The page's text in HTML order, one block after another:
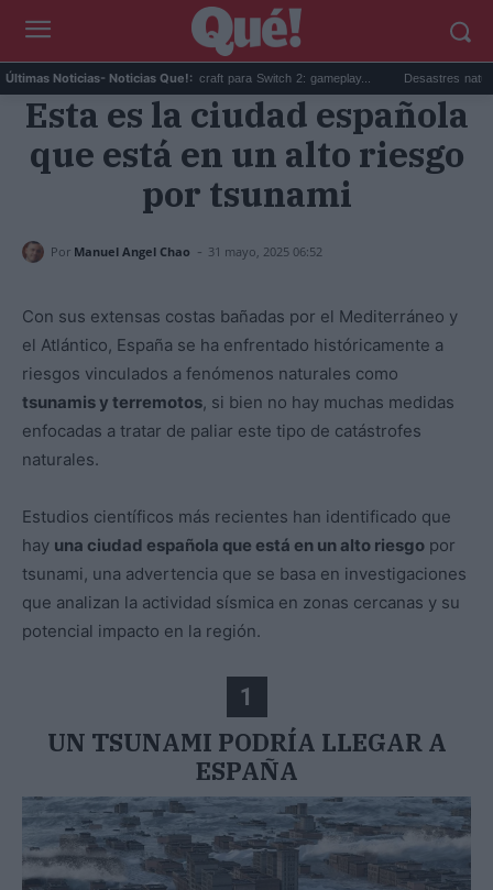
Últimas Noticias- Noticias Que!:
Beta sorpresa de Minecraft para Switch 2: gameplay... Desastres naturales:
Esta es la ciudad española
que está en un alto riesgo
por tsunami
Por Manuel Angel Chao - 31 mayo, 2025 06:52
Con sus extensas costas bañadas por el Mediterráneo y
el Atlántico, España se ha enfrentado históricamente a
riesgos vinculados a fenómenos naturales como
tsunamis y terremotos, si bien no hay muchas medidas
enfocadas a tratar de paliar este tipo de catástrofes
naturales.
Estudios científicos más recientes han identificado que
hay una ciudad española que está en un alto riesgo por
tsunami, una advertencia que se basa en investigaciones
que analizan la actividad sísmica en zonas cercanas y su
potencial impacto en la región.
1
UN TSUNAMI PODRÍA LLEGAR A
ESPAÑA